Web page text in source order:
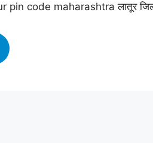
code maharashtra लातूर